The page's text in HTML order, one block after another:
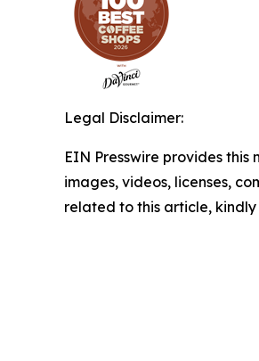
Legal Disclaimer:
EIN Presswire provides
images, videos, licenses,
related to this article,